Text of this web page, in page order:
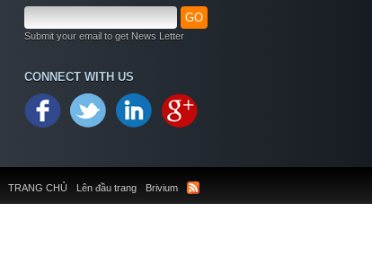
GO
Submit your email to get News Letter
CONNECT WITH US
TRANG CHỦ Lên đầu trang Brivium